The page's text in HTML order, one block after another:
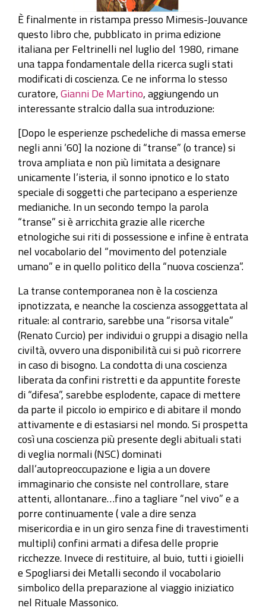
È finalmente in ristampa presso Mimesis-Jouvance
questo libro che, pubblicato in prima edizione
italiana per Feltrinelli nel luglio del 1980, rimane
una tappa fondamentale della ricerca sugli stati
modificati di coscienza. Ce ne informa lo stesso
curatore,Gianni De Martino, aggiungendo un
interessante stralcio dalla sua introduzione:
[Dopo le esperienze pschedeliche di massa emerse
negli anni ’60] la nozione di “transe” (o trance) si
trova ampliata e non più limitata a designare
unicamente l’isteria, il sonno ipnotico e lo stato
speciale di soggetti che partecipano a esperienze
medianiche. In un secondo tempo la parola
“transe” si è arricchita grazie alle ricerche
etnologiche sui riti di possessione e infine è entrata
nel vocabolario del “movimento del potenziale
umano” e in quello politico della “nuova coscienza”.
La transe contemporanea non è la coscienza
ipnotizzata, e neanche la coscienza assoggettata al
rituale: al contrario, sarebbe una “risorsa vitale”
(Renato Curcio) per individui o gruppi a disagio nella
civiltà, ovvero una disponibilità cui si può ricorrere
in caso di bisogno. La condotta di una coscienza
liberata da confini ristretti e da appuntite foreste
di “difesa”, sarebbe esplodente, capace di mettere
da parte il piccolo io empirico e di abitare il mondo
attivamente e di estasiarsi nel mondo. Si prospetta
così una coscienza più presente degli abituali stati
di veglia normali (NSC) dominati
dall’autopreoccupazione e ligia a un dovere
immaginario che consiste nel controllare, stare
attenti, allontanare…fino a tagliare “nel vivo” e a
porre continuamente ( vale a dire senza
misericordia e in un giro senza fine di travestimenti
multipli) confini armati a difesa delle proprie
ricchezze. Invece di restituire, al buio, tutti i gioielli
e Spogliarsi dei Metalli secondo il vocabolario
simbolico della preparazione al viaggio iniziatico
nel Rituale Massonico.